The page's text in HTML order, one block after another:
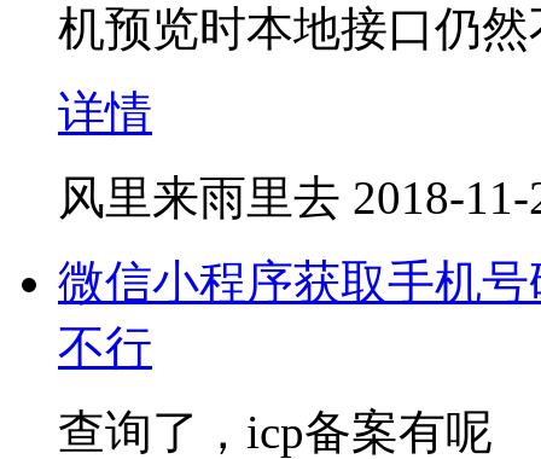
机预览时本地接口仍
详情
风里来雨里去 2018-
微信小程序获取手机
不行
查询了，icp备案有呢